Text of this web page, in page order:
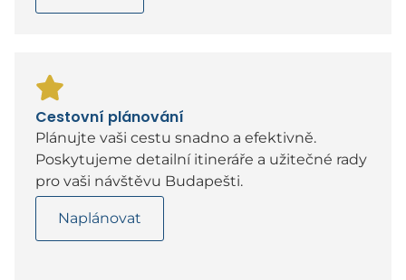
Cestovní plánování
Plánujte vaši cestu snadno a efektivně.
Poskytujeme detailní itineráře a užitečné rady
pro vaši návštěvu Budapešti.
Naplánovat